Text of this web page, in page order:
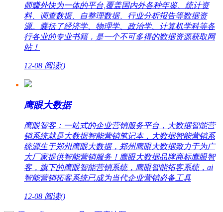
师赚外快为一体的平台,覆盖国内外各种年鉴、统计资
料、调查数据、自整理数据、行业分析报告等数据资
源。囊括了经济学、物理学、政治学、计算机学科等各
行各业的专业书籍，是一个不可多得的数据资源获取网
站！
12-08 阅读()
鹰眼大数据
鹰眼智客：一站式的企业营销服务平台，大数据智能营
销系统就是大数据智能营销笔记本，大数据智能营销系
统源生于郑州鹰眼大数据，郑州鹰眼大数据致力于为广
大厂家提供智能营销服务！鹰眼大数据品牌商标鹰眼智
客，旗下的鹰眼智能营销系统，鹰眼智能拓客系统，ai
智能营销拓客系统已成为当代企业营销必备工具
12-08 阅读()